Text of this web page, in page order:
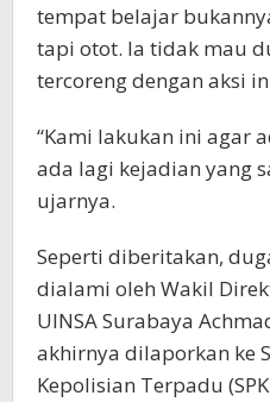
tempat belajar
tapi otot. Ia tidak mau
tercoreng dengan aksi
“Kami lakukan ini agar
ada lagi kejadian yang
ujarnya.
Seperti diberitakan,
dialami oleh Wakil
UINSA Surabaya
akhirnya dilaporkan ke
Kepolisian Terpadu